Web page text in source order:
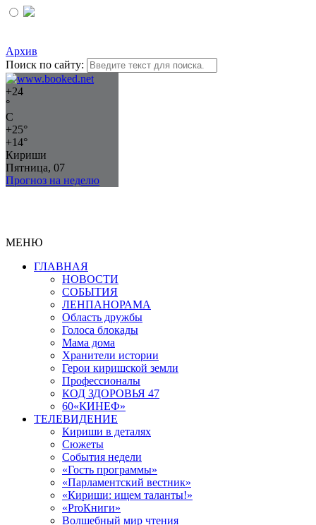
Архив
Поиск по сайту:
+24
°
C
+25°
+14°
Кириши
Пятница, 07
Прогноз на неделю
МЕНЮ
ГЛАВНАЯ
НОВОСТИ
СОБЫТИЯ
ЛЕНПАНОРАМА
Область дружбы
Голоса блокады
Мама дома
Хранители истории
Герои киришской земли
Профессионалы
КОД ЗДОРОВЬЯ 47
60«КИНЕФ»
ТЕЛЕВИДЕНИЕ
Кириши в деталях
Сюжеты
События недели
«Гость программы»
«Парламентский вестник»
«Кириши: ищем таланты!»
«ProКниги»
Волшебный мир чтения